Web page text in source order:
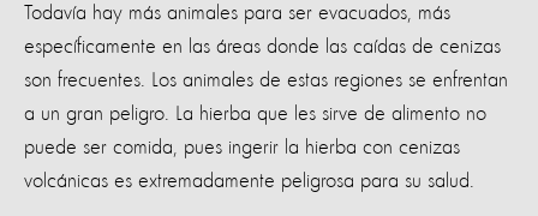
Todavía hay más animales para ser evacuados, más
específicamente en las áreas donde las caídas de cenizas
son frecuentes. Los animales de estas regiones se enfrentan
a un gran peligro. La hierba que les sirve de alimento no
puede ser comida, pues ingerir la hierba con cenizas
volcánicas es extremadamente peligrosa para su salud.